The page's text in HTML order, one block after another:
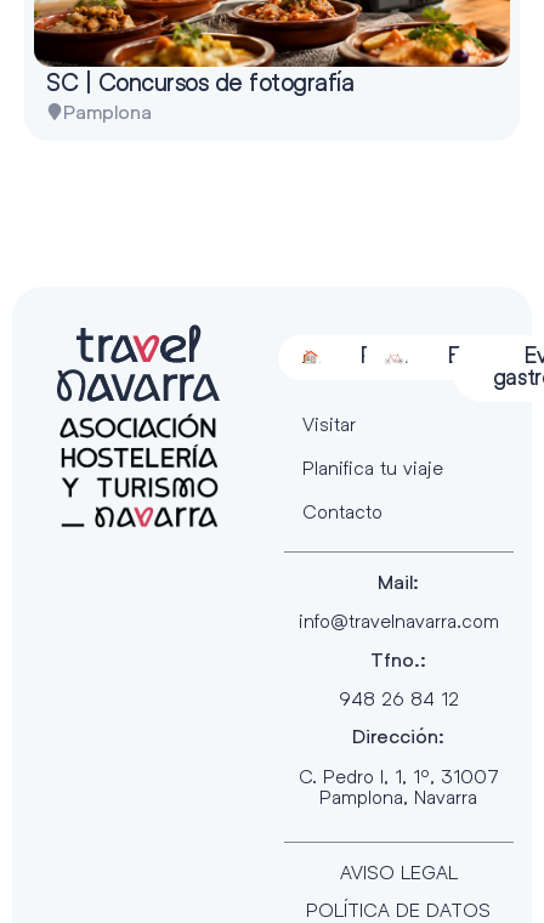
SC | Concursos de fotografía
Pamplona
Alojamiento
Restauración
Actividades
Visitar
Planifica tu viaje
Contacto
Mail:
info@travelnavarra.com
Tfno.:
948 26 84 12
Dirección:
C. Pedro I, 1, 1º, 31007
Pamplona, Navarra
AVISO LEGAL
POLÍTICA DE DATOS